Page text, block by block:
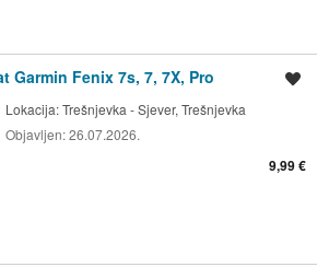
Garmin Fenix 7s, 7, 7X, Pro
Lokacija:Trešnjevka - Sjever, Trešnjevka
Objavljen:26.07.2026.
9,99 €